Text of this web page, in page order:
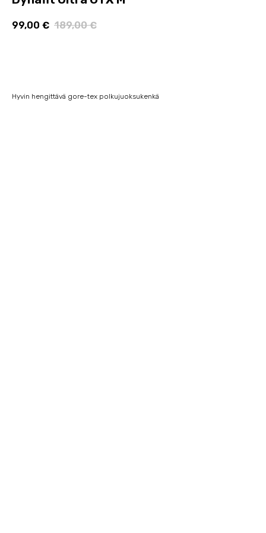
99,00 € 189,00 €
Hyvin hengittävä gore-tex polkujuoksukenkä